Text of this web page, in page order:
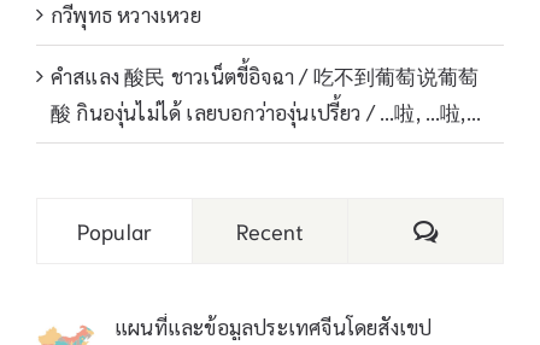
กวีพุทธ หวางเหวย
คำสแลง 酸民 ชาวเน็ตขี้อิจฉา / 吃不到葡萄说葡萄
酸 กินองุ่นไม่ได้ เลยบอกว่าองุ่นเปรี้ยว / …啦, …啦,…
Popular Recent Comments
แผนที่และข้อมูลประเทศจีนโดยสังเขป